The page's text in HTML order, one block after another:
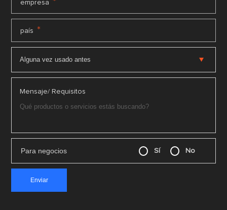
empresa *
país *
Mensaje/ Requisitos
Para negocios Sí No